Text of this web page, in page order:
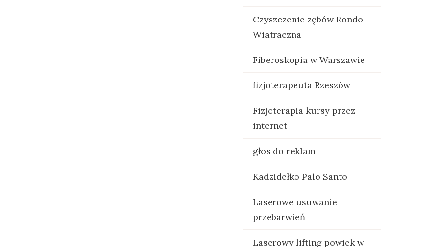
Czyszczenie zębów Rondo
Wiatraczna
Fiberoskopia w Warszawie
fizjoterapeuta Rzeszów
Fizjoterapia kursy przez
internet
głos do reklam
Kadzidełko Palo Santo
Laserowe usuwanie
przebarwień
Laserowy lifting powiek w